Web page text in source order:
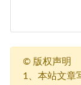
© 版权声明
1、本站文章